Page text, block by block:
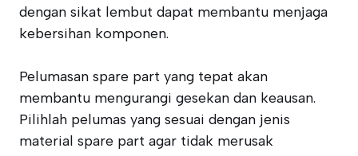
dengan sikat lembut dapat membantu menjaga
kebersihan komponen.
Pelumasan spare part yang tepat akan
membantu mengurangi gesekan dan keausan.
Pilihlah pelumas yang sesuai dengan jenis
material spare part agar tidak merusak